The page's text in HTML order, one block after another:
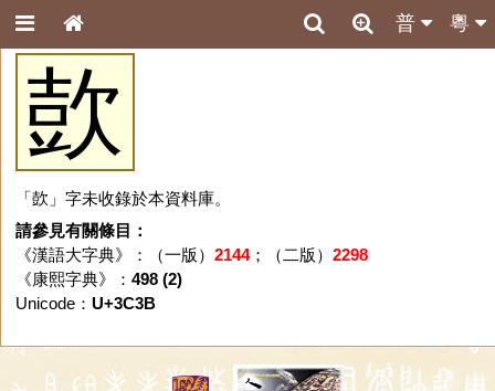
粵
普
㰻
「㰻」字未收錄於本資料庫。
請參見有關條目：
《漢語大字典》：（一版） 2144；（二版） 2298
《康熙字典》： 498 (2)
Unicode： U+3C3B